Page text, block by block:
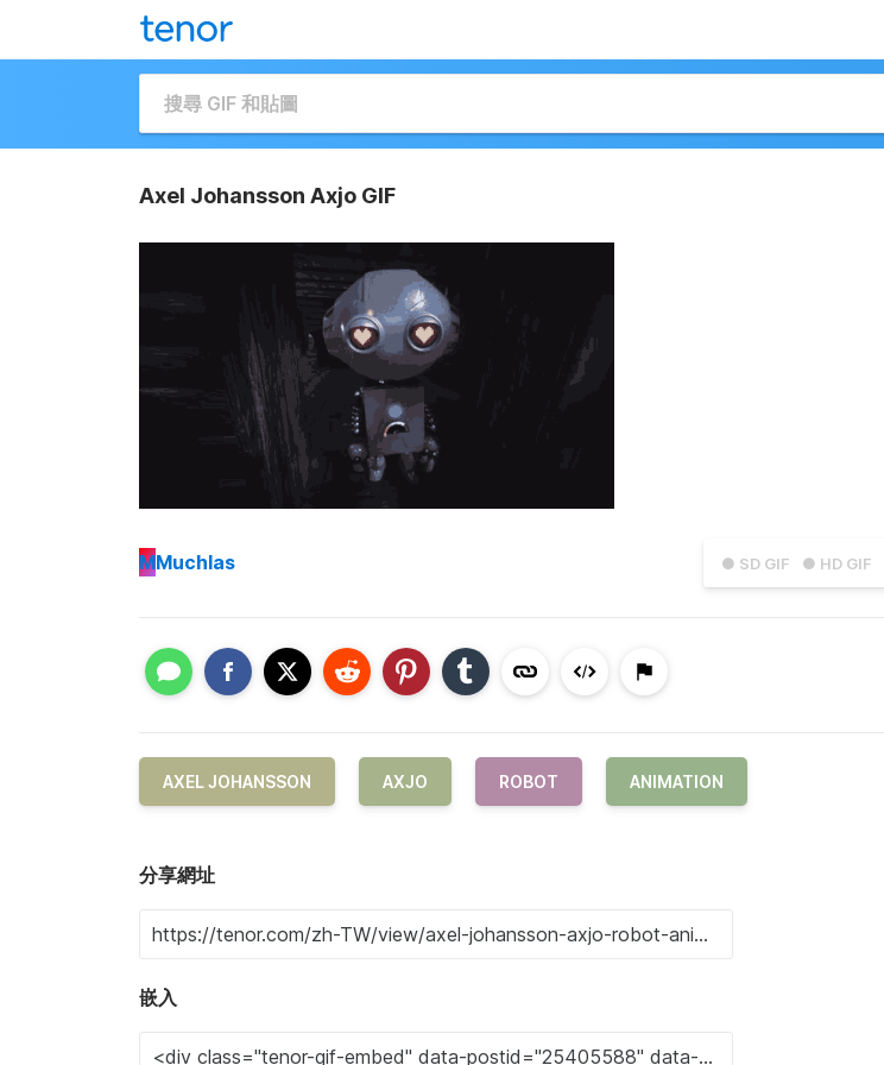
Axel Johansson Axjo GIF
● SD GIF ● HD GIF
MMuchlas
AXEL JOHANSSON AXJO ROBOT ANIMATION
分享網址
嵌入